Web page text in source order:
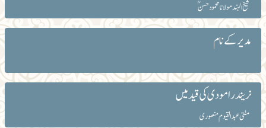
شیخ الہند مولانا محمود حسنؒ
مدیر کے نام
نریندرا مودی کی قید میں
مفتی عبدالقیوم منصوری